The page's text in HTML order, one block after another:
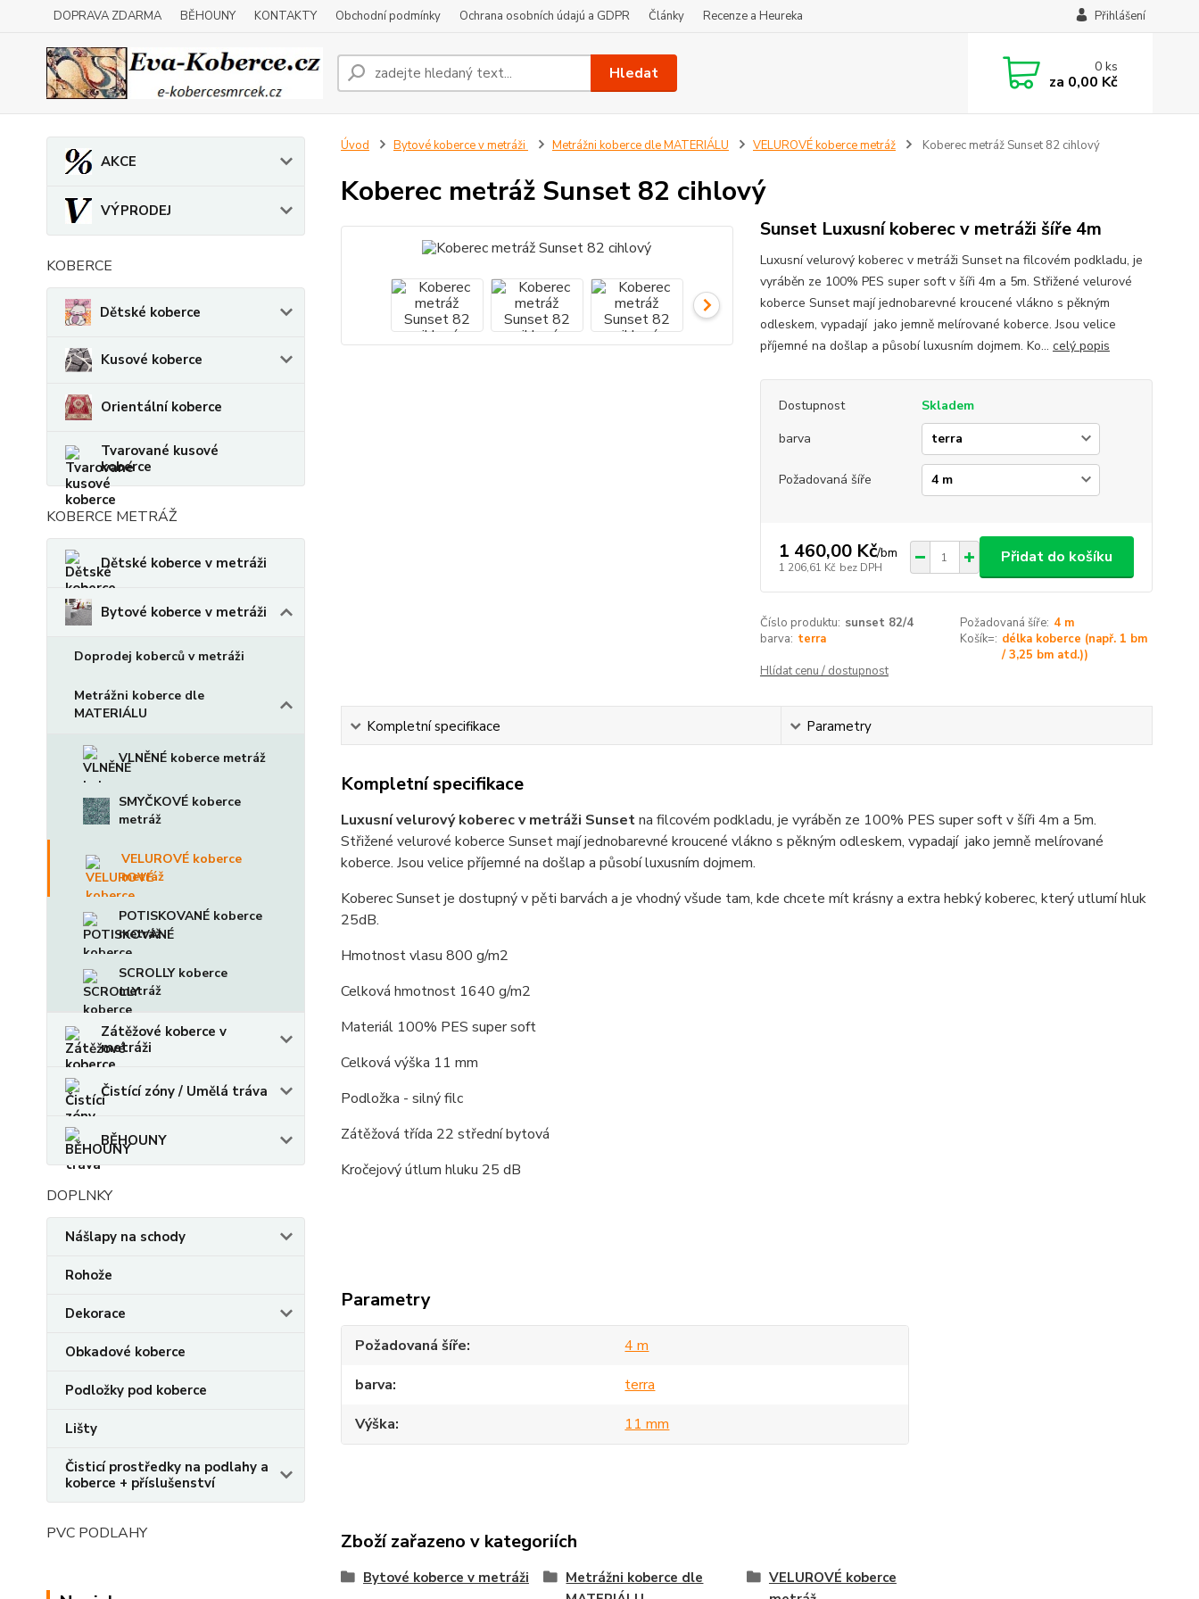
DOPRAVA ZDARMA BĚHOUNY KONTAKTY Obchodní podmínky Ochrana osobních údajú a GDPR Články Recenze a Heureka Přihlášení
Hledat 0ks
za 0,00 Kč
AKCE
VÝPRODEJ
KOBERCE
Dětské koberce
Kusové koberce
Orientální koberce
Tvarované kusové
koberce
KOBERCE METRÁŽ
Dětské koberce v metráži
Bytové koberce v metráži
Doprodej koberců v metráži
Metrážni koberce dle
MATERIÁLU
VLNĚNÉ koberce metráž
SMYČKOVÉ koberce
metráž
VELUROVÉ koberce
metráž
POTISKOVANÉ koberce
metráž
SCROLLY koberce
metráž
Zátěžové koberce v
metráži
Čistící zóny / Umělá tráva
BĚHOUNY
DOPLNKY
Nášlapy na schody
Rohože
Dekorace
Obkadové koberce
Podložky pod koberce
Lišty
Čisticí prostředky na podlahy a
koberce + příslušenství
PVC PODLAHY
Úvod Bytové koberce v metráži Metrážni koberce dle MATERIÁLU VELUROVÉ koberce metráž Koberec metráž Sunset 82 cihlový
Koberec metráž Sunset 82 cihlový
Sunset Luxusní koberec v metráži šíře 4m
Luxusní velurový koberec v metráži Sunset na filcovém podkladu, je
vyráběn ze 100% PES super soft v šíři 4m a 5m. Střižené velurové
koberce Sunset mají jednobarevné kroucené vlákno s pěkným
odleskem, vypadají jako jemně melírované koberce. Jsou velice
příjemné na došlap a působí luxusním dojmem. Ko... celý popis
Dostupnost
Skladem
barva
Požadovaná šíře
1 460,00 Kč/bm
1 206,61 Kč bez DPH
Přidat do košíku
Číslo produktu: sunset 82/4 Požadovaná šíře: 4 m
barva: terra Košík=: délka koberce (např. 1 bm
/ 3,25 bm atd.))
Hlídat cenu / dostupnost
Kompletní specifikace Parametry
Kompletní specifikace
Luxusní velurový koberec v metráži Sunsetna filcovém podkladu, je vyráběn ze 100% PES super soft v šíři 4m a 5m.
Střižené velurové koberce Sunset mají jednobarevné kroucené vlákno s pěkným odleskem, vypadají jako jemně melírované
koberce. Jsou velice příjemné na došlap a působí luxusním dojmem.
Koberec Sunset je dostupný v pěti barvách a je vhodný všude tam, kde chcete mít krásny a extra hebký koberec, který utlumí hluk
25dB.
Hmotnost vlasu 800 g/m2
Celková hmotnost 1640 g/m2
Materiál 100% PES super soft
Celková výška 11 mm
Podložka - silný filc
Zátěžová třída 22 střední bytová
Kročejový útlum hluku 25 dB
Parametry
Požadovaná šíře
4 m
barva
terra
Výška
11 mm
Zboží zařazeno v kategoriích
Bytové koberce v metráži
Metrážni koberce dle
VELUROVÉ koberce